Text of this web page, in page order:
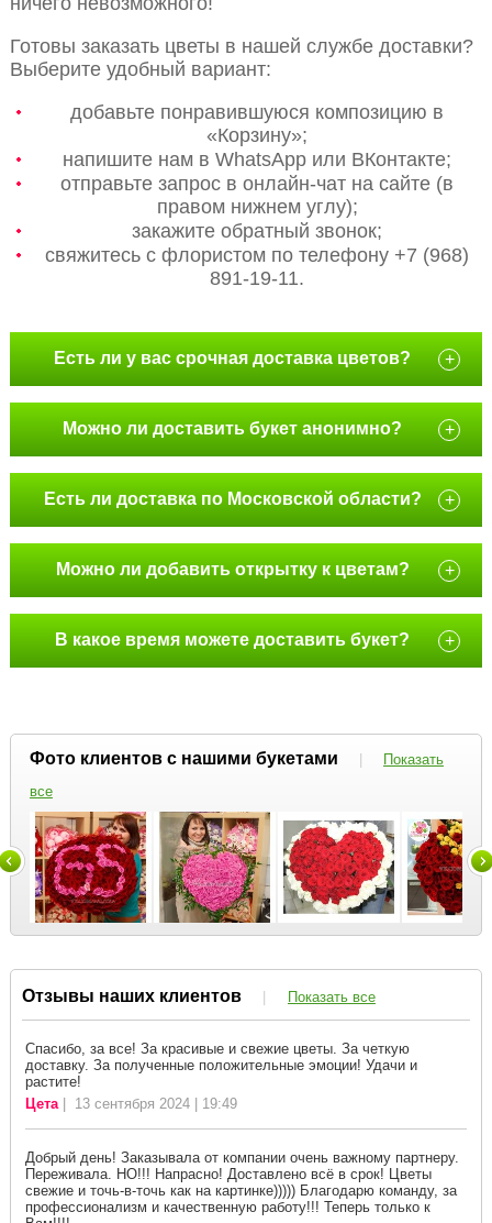
Готовы заказать цветы в нашей службе доставки?
Выберите удобный вариант:
добавьте понравившуюся композицию в
«Корзину»;
напишите нам в WhatsApp или ВКонтакте;
отправьте запрос в онлайн-чат на сайте (в
правом нижнем углу);
закажите обратный звонок;
свяжитесь с флористом по телефону +7 (968)
891-19-11.
Есть ли у вас срочная доставка цветов? +
Можно ли доставить букет анонимно? +
Есть ли доставка по Московской области? +
Можно ли добавить открытку к цветам? +
В какое время можете доставить букет? +
Фото клиентов с нашими букетами |
Показать
все
Отзывы наших клиентов | Показать все
Спасибо, за все! За красивые и свежие цветы. За четкую
доставку. За полученные положительные эмоции! Удачи и
растите!
Цета| 13 сентября 2024 | 19:49
Добрый день! Заказывала от компании очень важному партнеру.
Переживала. НО!!! Напрасно! Доставлено всё в срок! Цветы
свежие и точь-в-точь как на картинке))))) Благодарю команду, за
профессионализм и качественную работу!!! Теперь только к